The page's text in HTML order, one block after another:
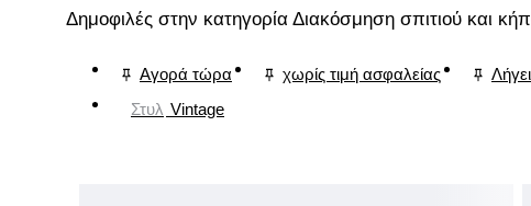
Δημοφιλές στην κατηγορία Διακόσμηση σπιτιού και
Αγορά τώρα χωρίς τιμή ασφαλείας
Στυλ Vintage